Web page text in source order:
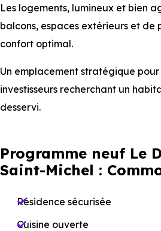
Les logements, lumineux et bien
balcons, espaces extérieurs et de
confort optimal.
Un emplacement stratégique pour
investisseurs recherchant un
desservi.
Programme neuf Le
Saint-Michel :
Résidence sécurisée
Cuisine ouverte